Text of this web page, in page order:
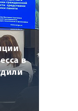
в